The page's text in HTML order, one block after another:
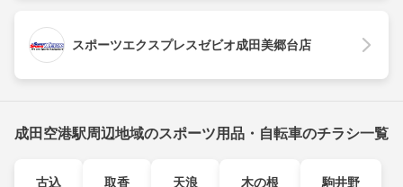
スポーツエクスプレスゼビオ成田美郷台店
成田空港駅周辺地域のスポーツ用品・自転車のチラシ一覧
古込 取香 天浪 木の根 駒井野